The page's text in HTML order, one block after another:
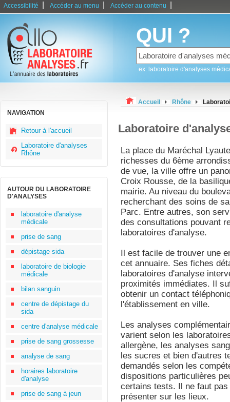
Accessibilité Accéder au menu Accéder au contenu
QUI ?
ex: laboratoire d'analyses
NAVIGATION
Retour à l'accueil
Laboratoire d'analyses
Rhône
AUTOUR DU LABORATOIRE
D'ANALYSES
laboratoire d'analyse
médicale
prise de sang
dépistage sida
laboratoire de biologie
médicale
bilan sanguin
centre de dépistage du
sida
centre d'analyse médicale
prise de sang grossesse
analyse de sang
horaires laboratoire
d'analyse
prise de sang à jeun
Accueil Rhône
Laboratoire
La place du Maréchal
richesses du 6ème
de vue, la ville offre un
Croix Rousse, de la
mairie. Au niveau du
recherchant des soins de
Parc. Entre autres, son
des consultations pouvant
laboratoires d'analyse.
Il est facile de trouver une
cet annuaire. Ses fiches
laboratoires d'analyse
proximités immédiates. Il
obtenir un contact
l'établissement en ville.
Les analyses
varient selon les
allergène, les analyses
les sucres et bien d'autres
demandés selon les
dispositions particulières
certains tests. Il ne faut
présenter sur les lieux.